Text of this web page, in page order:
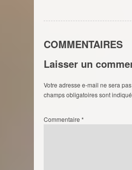
COMMENTAIRES
Laisser un
Votre adresse e-mail ne sera
champs obligatoires sont
Commentaire *